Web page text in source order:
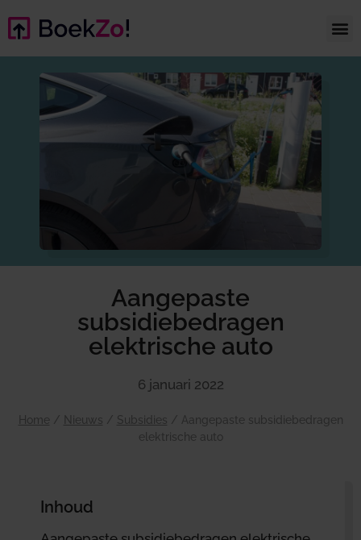
Aangepaste
subsidiebedragen
elektrische auto
6 januari 2022
Home / Nieuws / Subsidies / Aangepaste subsidiebedragen
elektrische auto
Inhoud